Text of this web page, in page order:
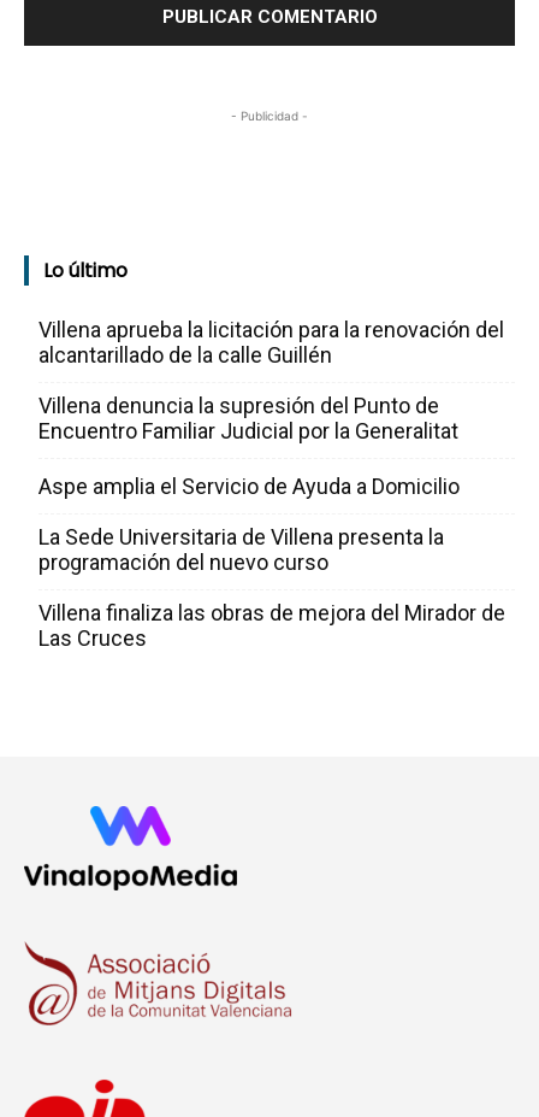
- Publicidad -
Lo último
Villena aprueba la licitación para la renovación del
alcantarillado de la calle Guillén
Villena denuncia la supresión del Punto de
Encuentro Familiar Judicial por la Generalitat
Aspe amplia el Servicio de Ayuda a Domicilio
La Sede Universitaria de Villena presenta la
programación del nuevo curso
Villena finaliza las obras de mejora del Mirador de
Las Cruces